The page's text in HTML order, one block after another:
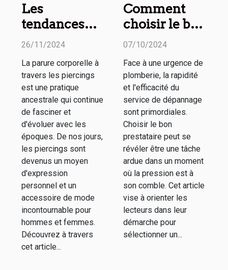
Les
tendances
actuelles des
pour homme
et femme
26/11/2024
La parure corporelle à
travers les piercings
est une pratique
ancestrale qui continue
de fasciner et
d'évoluer avec les
époques. De nos jours,
les piercings sont
devenus un moyen
d'expression
personnel et un
accessoire de mode
incontournable pour
hommes et femmes.
Découvrez à travers
cet article...
Comment
choisir le bon
service de
en plomberie
d'urgence
07/10/2024
Face à une urgence de
plomberie, la rapidité
et l'efficacité du
service de dépannage
sont primordiales.
Choisir le bon
prestataire peut se
révéler être une tâche
ardue dans un moment
où la pression est à
son comble. Cet article
vise à orienter les
lecteurs dans leur
démarche pour
sélectionner un...